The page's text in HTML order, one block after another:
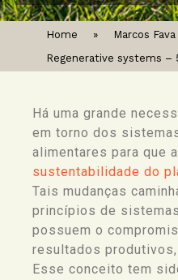
Home » Marcos Fava
Regenerative systems –
Há uma grande
em torno dos
alimentares para que
sustentabilidade do
Tais mudanças
princípios de
possuem o
resultados
Esse conceito tem